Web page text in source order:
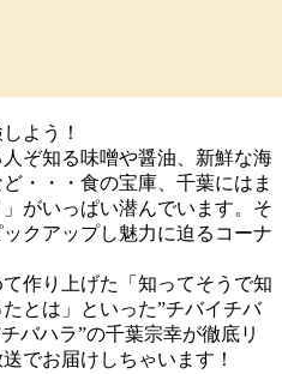
よう！
ぞ知る味噌や醤油、新鮮な海
・・・食の宝庫、千葉にはま
がいっぱい潜んでいます。そ
クアップし魅力に迫るコーナ
作り上げた「知ってそうで知
とは」といった”チバイチバ
バハラ”の千葉宗幸が徹底リ
でお届けしちゃいます！